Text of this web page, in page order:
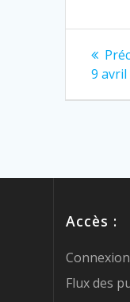
9 avril
Accès :
Connexion
Flux des